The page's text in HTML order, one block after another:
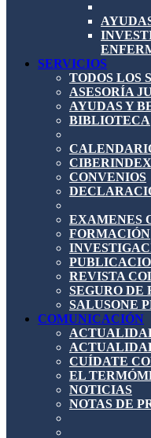
SERVICIOS
TODOS LOS
ASESORÍA
AYUDAS Y
BIBLIOTECA
CONVENIOS
EXAMENES
FORMACIÓN
REVISTA
SEGURO
SALUSONE
COMUNICACIÓN
CUÍDATE
EL
NOTICIAS
NOTAS DE